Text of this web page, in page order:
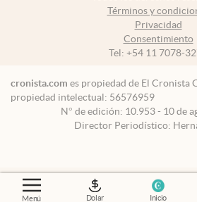
Menú Dolar Inicio
Términos y
Privacidad
Consentimiento
Tel: +54 11 7078-
cronista.com es propiedad de El Cronista
propiedad intelectual: 56576959
N° de edición: 10.953 - 10 de
Director Periodístico: